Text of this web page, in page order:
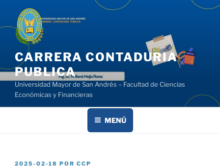
contenido
CARRERA CONTADURIA
PUBLICA
Universidad Mayor de San Andrés – Facultad de Ciencias
Económicas y Financieras
MENÚ
PUBLICADO
2025-02-18 POR CCP